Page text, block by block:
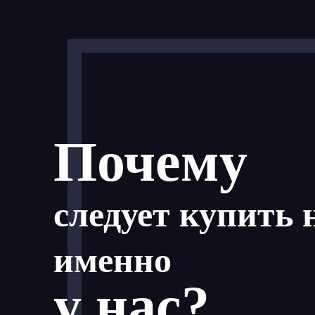
Почему
следует купить
именно